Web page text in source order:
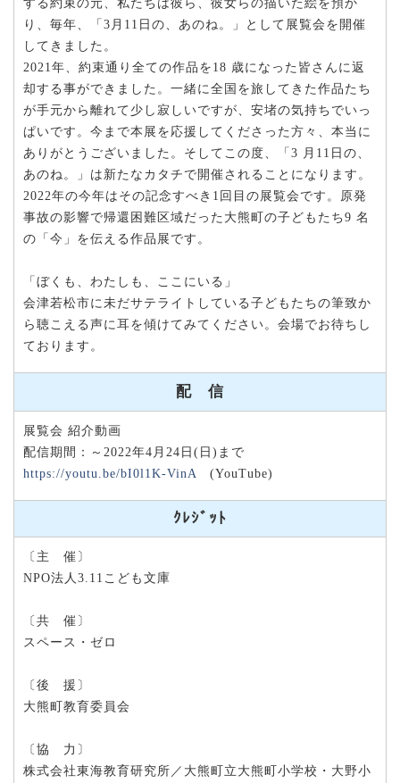
する約束の元、私たちは彼ら、彼女らの描いた絵を預か
り、毎年、「3月11日の、あのね。」として展覧会を開催
してきました。
2021年、約束通り全ての作品を18 歳になった皆さんに返
却する事ができました。一緒に全国を旅してきた作品たち
が手元から離れて少し寂しいですが、安堵の気持ちでいっ
ぱいです。今まで本展を応援してくださった方々、本当に
ありがとうございました。そしてこの度、「3 月11日の、
あのね。」は新たなカタチで開催されることになります。
2022年の今年はその記念すべき1回目の展覧会です。原発
事故の影響で帰還困難区域だった大熊町の子どもたち9 名
の「今」を伝える作品展です。
「ぼくも、わたしも、ここにいる」
会津若松市に未だサテライトしている子どもたちの筆致か
ら聴こえる声に耳を傾けてみてください。会場でお待ちし
ております。
配 信
展覧会 紹介動画
配信期間：～2022年4月24日(日)まで
https://youtu.be/bI0l1K-VinA (YouTube)
ｸﾚｼﾞｯﾄ
〔主 催〕
NPO法人3.11こども文庫
〔共 催〕
スペース・ゼロ
〔後 援〕
大熊町教育委員会
〔協 力〕
株式会社東海教育研究所／大熊町立大熊町小学校・大野小